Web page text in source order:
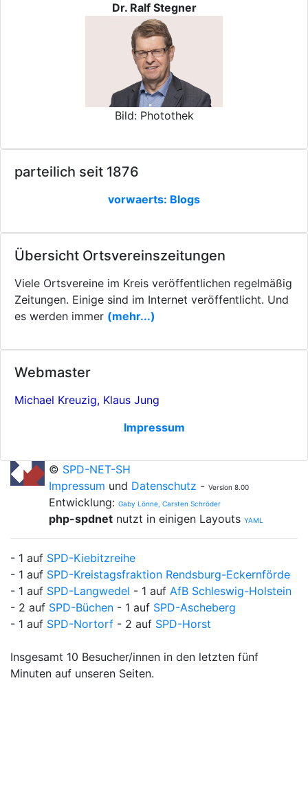
Dr. Ralf Stegner
Bild: Photothek
parteilich seit 1876
vorwaerts: Blogs
Übersicht Ortsvereinszeitungen
Viele Ortsvereine im Kreis veröffentlichen regelmäßig
Zeitungen. Einige sind im Internet veröffentlicht. Und
es werden immer (mehr...)
Webmaster
Michael Kreuzig, Klaus Jung
Impressum
© SPD-NET-SH
Impressum und Datenschutz - Version 8.00
Entwicklung: Gaby Lönne, Carsten Schröder
php-spdnet nutzt in einigen Layouts YAML
- 1 auf SPD-Kiebitzreihe
- 1 auf SPD-Kreistagsfraktion Rendsburg-Eckernförde
- 1 auf SPD-Langwedel - 1 auf AfB Schleswig-Holstein
- 2 auf SPD-Büchen - 1 auf SPD-Ascheberg
- 1 auf SPD-Nortorf - 2 auf SPD-Horst
Insgesamt 10 Besucher/innen in den letzten fünf
Minuten auf unseren Seiten.